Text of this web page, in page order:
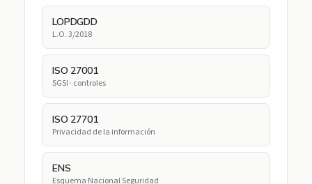
LOPDGDD
L.O. 3/2018
ISO 27001
SGSI · controles
ISO 27701
Privacidad de la información
ENS
Esquema Nacional Seguridad